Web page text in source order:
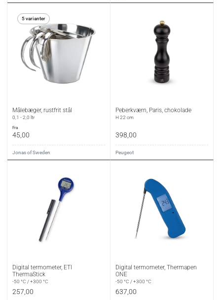
5 varianter
Målebæger, rustfrit stål
0,1 - 2,0 ltr
fra
45,00
Jonas of Sweden
Peberkværn, Paris, chokolade
H 22 cm
398,00
Peugeot
Digital termometer, ETI
ThermaStick
-50 °C / +300 °C
257,00
Digital termometer, Thermapen
ONE
-50 °C / +300 °C
637,00